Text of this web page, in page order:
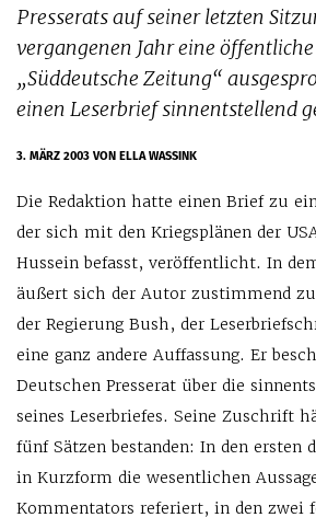
Presserats auf seiner letzten
vergangenen Jahr eine öffentliche
„Süddeutsche Zeitung“
einen Leserbrief sinnentstellend
3. MÄRZ 2003VON ELLA WASSINK
Die Redaktion hatte einen Brief zu
der sich mit den Kriegsplänen der
Hussein befasst, veröffentlicht. In
äußert sich der Autor zustimmend
der Regierung Bush, der
eine ganz andere Auffassung. Er
Deutschen Presserat über die
seines Leserbriefes. Seine Zuschrift
fünf Sätzen bestanden: In den ersten
in Kurzform die wesentlichen
Kommentators referiert, in den zwei